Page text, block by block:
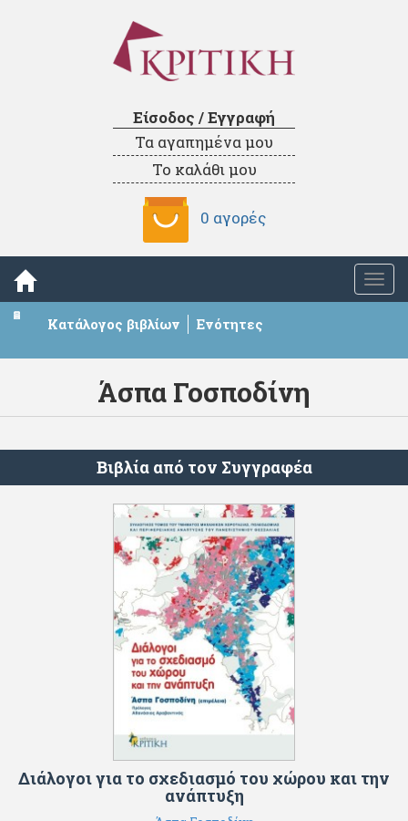
Είσοδος / Εγγραφή
Τα αγαπημένα μου
Το καλάθι μου
0 αγορές
Κατάλογος βιβλίων Ενότητες
Άσπα Γοσποδίνη
Βιβλία από τον Συγγραφέα
Διάλογοι για το σχεδιασμό του χώρου και την
ανάπτυξη